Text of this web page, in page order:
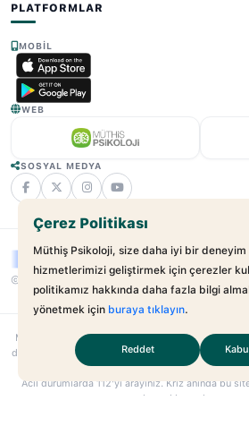
PLATFORMLAR
MOBIL
WEB
SOSYAL MEDYA
© 2025 - 2026 Müthiş Psikoloji. Tüm Hakları
Muthispsikoloji.combağımsız bir dijital sağlık
değildir. Sunulan hizmetler uzman–danışan
içeriği yalnızca bilgilendirme amaçlıdır; tıbbi
Acil durumlarda112’yi arayınız. Kriz anında bu
kaynaklarına
Çerez Politikası
Müthiş Psikoloji, size daha iyi bir deneyim
hizmetlerimizi geliştirmek için çerezler
politikamız hakkında daha fazla bilgi
yönetmek için buraya tıklayın.
Reddet